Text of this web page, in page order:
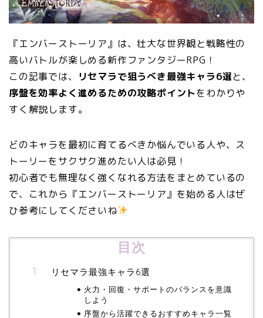
『エンバーストーリア』は、壮大な世界観と戦略性の
高いバトルが楽しめる新作ファンタジーRPG！
この記事では、
リセマラで狙うべき最強キャラ6選と、
序盤を効率よく進めるための攻略ポイントをわかりや
すく解説します。
どのキャラを最初に育てるべきか悩んでいる人や、ス
トーリーをサクサク進めたい人は必見！
初心者でも無理なく強くなれる方法をまとめているの
で、これから『エンバーストーリア』を始める人はぜ
ひ参考にしてくださいね
目次
リセマラ最強キャラ6選
火力・回復・サポートのバランスを意識
しよう
序盤から活躍できるおすすめキャラ一覧